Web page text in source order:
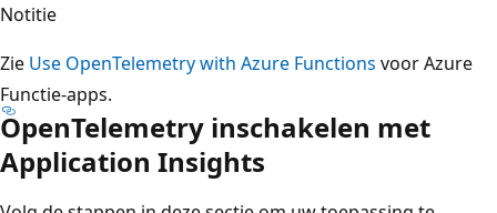
Notitie
Zie Use OpenTelemetry with Azure Functions voor Azure
Functie-apps.
OpenTelemetry inschakelen met
Application Insights